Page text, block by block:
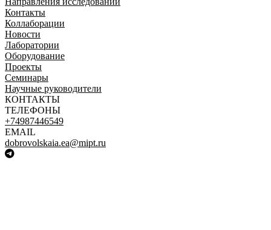
Контакты
Коллаборации
Новости
Лаборатории
Оборудование
Проекты
Семинары
Научные руководители
КОНТАКТЫ
ТЕЛЕФОНЫ
+74987446549
EMAIL
dobrovolskaia.ea@mipt.ru